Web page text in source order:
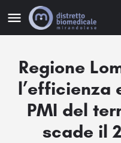
Regione
l’efficienza
PMI del
scade il